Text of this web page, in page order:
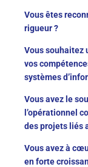
Vous êtes
rigueur ?
Vous souhaitez
vos
systèmes
Vous avez le
l’opérationnel
des projets liés
Vous avez à
en forte